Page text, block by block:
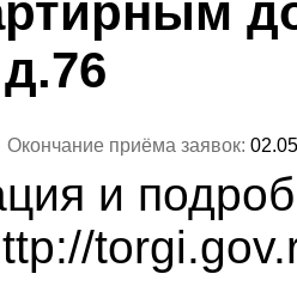
Окончание приёма заявок:
и